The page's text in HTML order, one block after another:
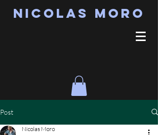
Nicolas MORO
Post
Nicolas Moro